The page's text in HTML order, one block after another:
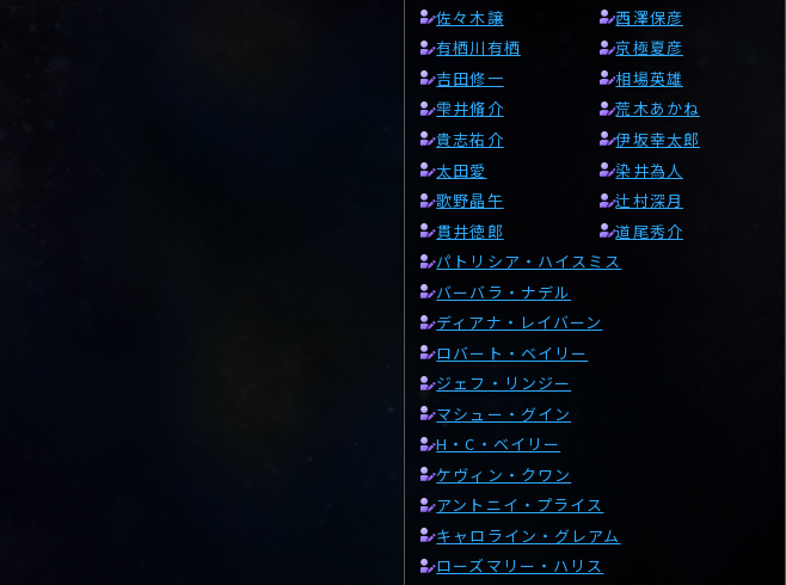
佐々木譲
西澤保彦
有栖川有栖
京極夏彦
吉田修一
相場英雄
雫井脩介
荒木あかね
貴志祐介
伊坂幸太郎
太田愛
染井為人
歌野晶午
辻村深月
貫井徳郎
道尾秀介
パトリシア・ハイスミス
バーバラ・ナデル
ディアナ・レイバーン
ロバート・ベイリー
ジェフ・リンジー
マシュー・グイン
H・C・ベイリー
ケヴィン・クワン
アントニイ・プライス
キャロライン・グレアム
ローズマリー・ハリス